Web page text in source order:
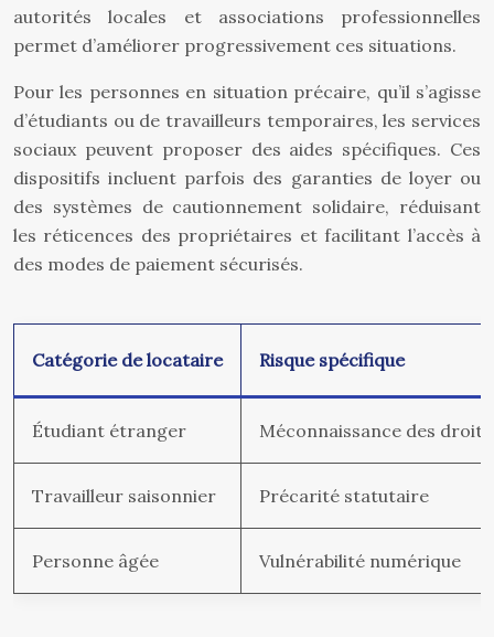
autorités locales et associations professionnelles
permet d’améliorer progressivement ces situations.
Pour les personnes en situation précaire, qu’il s’agisse
d’étudiants ou de travailleurs temporaires, les services
sociaux peuvent proposer des aides spécifiques. Ces
dispositifs incluent parfois des garanties de loyer ou
des systèmes de cautionnement solidaire, réduisant
les réticences des propriétaires et facilitant l’accès à
des modes de paiement sécurisés.
Catégorie de locataire Risque spécifique
Étudiant étranger Méconnaissance des droits
Travailleur saisonnier Précarité statutaire
Personne âgée Vulnérabilité numérique